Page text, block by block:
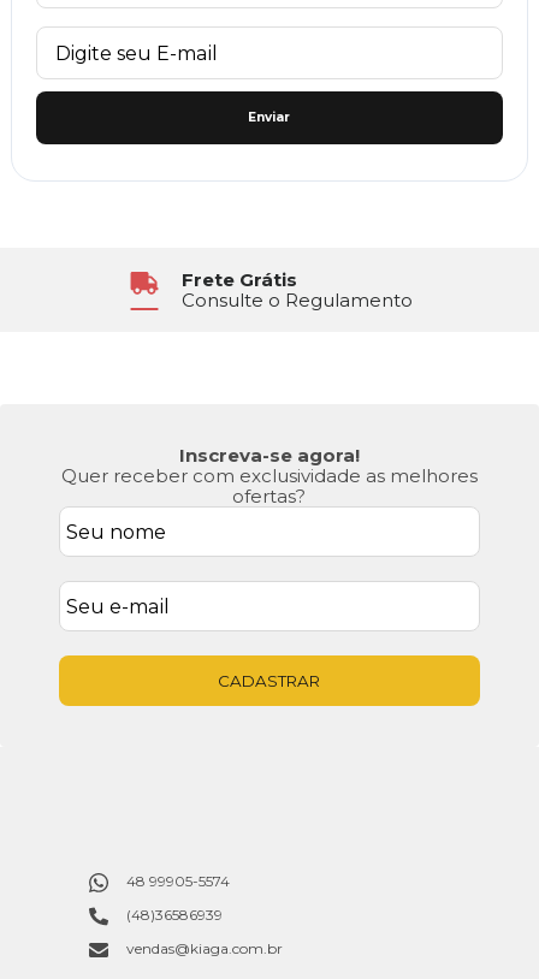
Enviar
6x Sem Juros
No Cartão de Crédito
Atendimento
Segunda à Sexta das 8h30 às 17h
Inscreva-se agora!
Quer receber com exclusividade as melhores
ofertas?
CADASTRAR
48 99905-5574
(48)36586939
vendas@kiaga.com.br